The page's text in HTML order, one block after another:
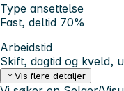
Type ansettelse
Fast, deltid 70%
Arbeidstid
Skift, dagtid og kveld,
Vis flere detaljer